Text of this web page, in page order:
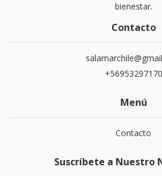
bienestar.
Contacto
+56953297170
Menú
Contacto
Suscríbete a Nuestro